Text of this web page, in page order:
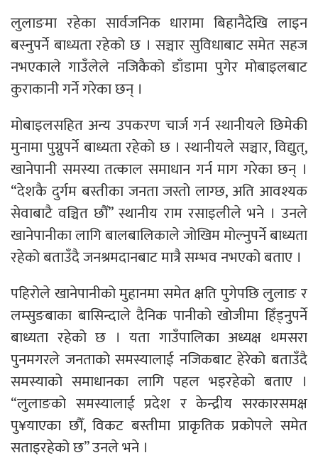
लुलाङमा रहेका सार्वजनिक धारामा बिहानैदेखि लाइन
बस्नुपर्ने बाध्यता रहेको छ । सञ्चार सुविधाबाट समेत सहज
नभएकाले गाउँलेले नजिकैको डाँडामा पुगेर मोबाइलबाट
कुराकानी गर्ने गरेका छन् ।
मोबाइलसहित अन्य उपकरण चार्ज गर्न स्थानीयले छिमेकी
मुनामा पुग्नुपर्ने बाध्यता रहेको छ । स्थानीयले सञ्चार, विद्युत्,
खानेपानी समस्या तत्काल समाधान गर्न माग गरेका छन् ।
“देशकै दुर्गम बस्तीका जनता जस्तो लाग्छ, अति आवश्यक
सेवाबाटै वञ्चित छौँ” स्थानीय राम रसाइलीले भने । उनले
खानेपानीका लागि बालबालिकाले जोखिम मोल्नुपर्ने बाध्यता
रहेको बताउँदै जनश्रमदानबाट मात्रै सम्भव नभएको बताए ।
पहिरोले खानेपानीको मुहानमा समेत क्षति पुगेपछि लुलाङ र
लम्सुङबाका बासिन्दाले दैनिक पानीको खोजीमा हिँड्नुपर्ने
बाध्यता रहेको छ । यता गाउँपालिका अध्यक्ष थमसरा
पुनमगरले जनताको समस्यालाई नजिकबाट हेरेको बताउँदै
समस्याको समाधानका लागि पहल भइरहेको बताए ।
“लुलाङको समस्यालाई प्रदेश र केन्द्रीय सरकारसमक्ष
पु¥याएका छौँ, विकट बस्तीमा प्राकृतिक प्रकोपले समेत
सताइरहेको छ” उनले भने ।